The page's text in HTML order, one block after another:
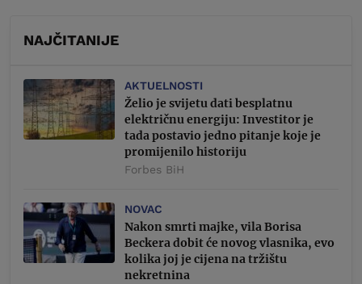
NAJČITANIJE
AKTUELNOSTI
Želio je svijetu dati besplatnu
električnu energiju: Investitor je
tada postavio jedno pitanje koje je
promijenilo historiju
Forbes BiH
NOVAC
Nakon smrti majke, vila Borisa
Beckera dobit će novog vlasnika, evo
kolika joj je cijena na tržištu
nekretnina